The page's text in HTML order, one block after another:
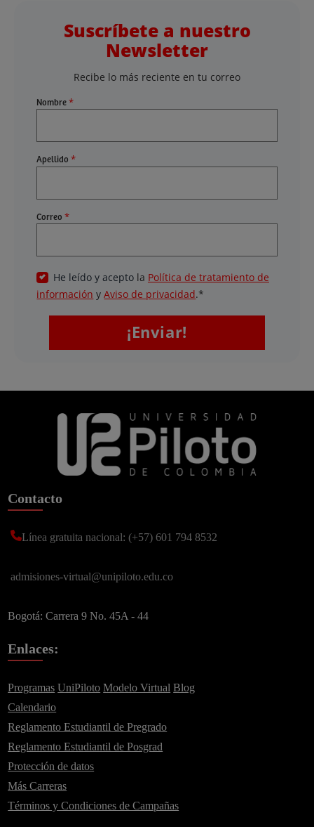
Contacto
Línea gratuita nacional: (+57) 601 794 8532
admisiones-virtual@unipiloto.edu.co
Bogotá: Carrera 9 No. 45A - 44
Enlaces:
Programas UniPiloto Modelo Virtual Blog
Calendario
Reglamento Estudiantil de Pregrado
Reglamento Estudiantil de Posgrad
Protección de datos
Más Carreras
Términos y Condiciones de Campañas